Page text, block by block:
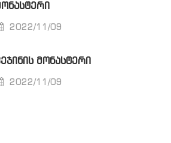
2022/11/09
ᲛᲝᲜᲐᲡᲢᲔᲠᲘ
2022/11/09